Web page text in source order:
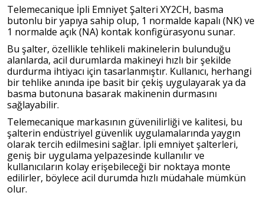
Telemecanique İpli Emniyet Şalteri XY2CH, basma
butonlu bir yapıya sahip olup, 1 normalde kapalı (NK) ve
1 normalde açık (NA) kontak konfigürasyonu sunar.
Bu şalter, özellikle tehlikeli makinelerin bulunduğu
alanlarda, acil durumlarda makineyi hızlı bir şekilde
durdurma ihtiyacı için tasarlanmıştır. Kullanıcı, herhangi
bir tehlike anında ipe basit bir çekiş uygulayarak ya da
basma butonuna basarak makinenin durmasını
sağlayabilir.
Telemecanique markasının güvenilirliği ve kalitesi, bu
şalterin endüstriyel güvenlik uygulamalarında yaygın
olarak tercih edilmesini sağlar. İpli emniyet şalterleri,
geniş bir uygulama yelpazesinde kullanılır ve
kullanıcıların kolay erişebileceği bir noktaya monte
edilirler, böylece acil durumda hızlı müdahale mümkün
olur.